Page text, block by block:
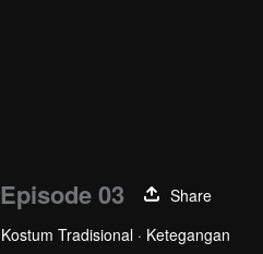
Episode 03
Share
Kostum Tradisional · Ketegangan